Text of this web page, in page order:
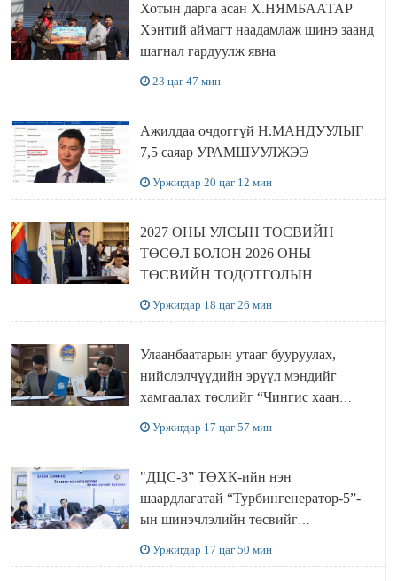
Хотын дарга асан Х.НЯМБААТАР
Хэнтий аймагт наадамлаж шинэ заанд
шагнал гардуулж явна
23 цаг 47 мин
Ажилдаа очдоггүй Н.МАНДУУЛЫГ
7,5 саяар УРАМШУУЛЖЭЭ
Уржигдар 20 цаг 12 мин
2027 ОНЫ УЛСЫН ТӨСВИЙН
ТӨСӨЛ БОЛОН 2026 ОНЫ
ТӨСВИЙН ТОДОТГОЛЫН
Уржигдар 18 цаг 26 мин
Улаанбаатарын утааг бууруулах,
нийслэлчүүдийн эрүүл мэндийг
хамгаалах төслийг “Чингис хаан
Уржигдар 17 цаг 57 мин
"ДЦС-3” ТӨХК-ийн нэн
шаардлагатай “Турбингенератор-5”-
ын шинэчлэлийн төсвийг
Уржигдар 17 цаг 50 мин